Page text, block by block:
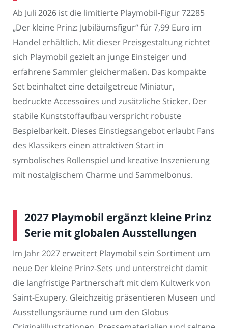
Ab Juli 2026 ist die limitierte Playmobil-Figur 72285
„Der kleine Prinz: Jubiläumsfigur“ für 7,99 Euro im
Handel erhältlich. Mit dieser Preisgestaltung richtet
sich Playmobil gezielt an junge Einsteiger und
erfahrene Sammler gleichermaßen. Das kompakte
Set beinhaltet eine detailgetreue Miniatur,
bedruckte Accessoires und zusätzliche Sticker. Der
stabile Kunststoffaufbau verspricht robuste
Bespielbarkeit. Dieses Einstiegsangebot erlaubt Fans
des Klassikers einen attraktiven Start in
symbolisches Rollenspiel und kreative Inszenierung
mit nostalgischem Charme und Sammelbonus.
2027 Playmobil ergänzt kleine Prinz
Serie mit globalen Ausstellungen
Im Jahr 2027 erweitert Playmobil sein Sortiment um
neue Der kleine Prinz-Sets und unterstreicht damit
die langfristige Partnerschaft mit dem Kultwerk von
Saint-Exupery. Gleichzeitig präsentieren Museen und
Ausstellungsräume rund um den Globus